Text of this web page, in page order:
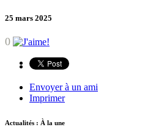
25 mars 2025
0
Envoyer à un ami
Imprimer
Actualités : À la une